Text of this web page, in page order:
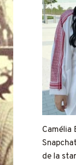
Camélia
de la star